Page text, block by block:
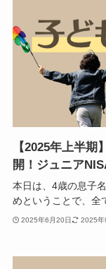
【2025年上半
開！ジュニア
本日は、4歳の息子
めということで、全
2025年6月20日 2025年